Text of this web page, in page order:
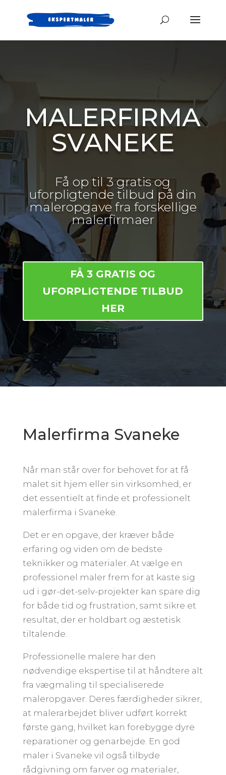
MALERFIRMA
SVANEKE
Få op til 3 gratis og
uforpligtende tilbud på din
maleropgave fra forskellige
malerfirmaer
FÅ 3 GRATIS OG
UFORPLIGTENDE TILBUD
HER
Malerfirma Svaneke
Når man står over for behovet for at få
malet sit hjem eller sin virksomhed, er
det essentielt at finde et professionelt
malerfirma i Svaneke.
Det er en opgave, der kræver både
erfaring og viden om de bedste
teknikker og materialer. At vælge en
professionel maler frem for at kaste sig
ud i gør-det-selv-projekter kan spare dig
for både tid og frustration, samt sikre et
resultat, der er holdbart og æstetisk
tiltalende.
Professionelle malere har den
nødvendige ekspertise til at håndtere alt
fra vægmaling til specialiserede
maleropgaver. Deres færdigheder sikrer,
at malerarbejdet bliver udført korrekt
første gang, hvilket kan forebygge dyre
reparationer og genarbejde. En god
maler i Svaneke vil også tilbyde
rådgivning om farver og materialer,